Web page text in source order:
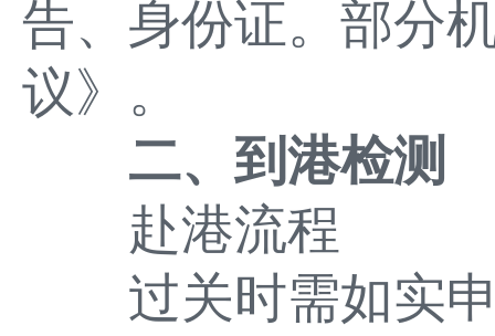
告、身份证。部分
议》。
二、到港检测
赴港流程
过关时需如实申